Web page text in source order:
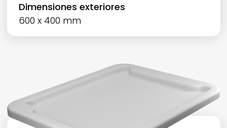
Dimensiones exteriores
600 x 400 mm